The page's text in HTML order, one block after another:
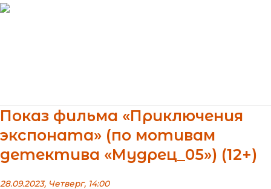
Показ фильма «Приключения
экспоната» (по мотивам
детектива «Мудрец_05») (12+)
28.09.2023, Четверг, 14:00